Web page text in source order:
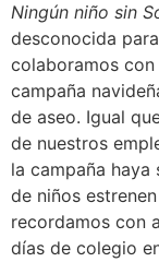
Ningún niño sin
desconocida
colaboramos
campaña
de aseo. Igual
de nuestros
la campaña
de niños
recordamos con
días de colegio